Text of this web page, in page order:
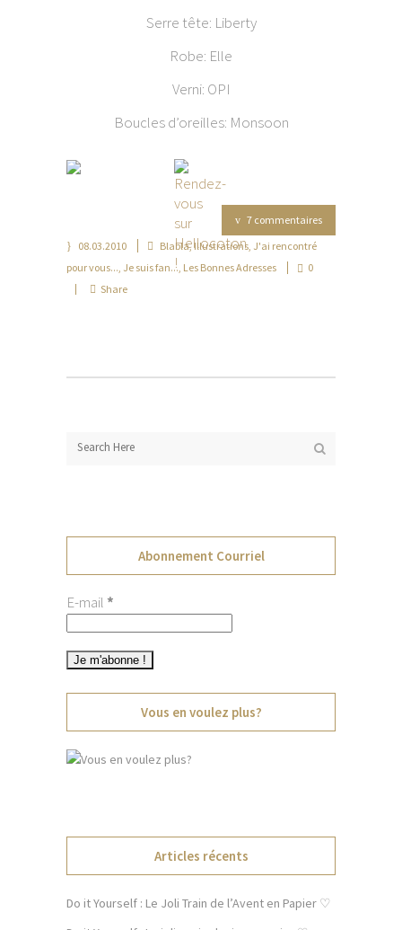
Serre tête: Liberty
Robe: Elle
Verni: OPI
Boucles d’oreilles: Monsoon
7 commentaires
08.03.2010
Blabla,Illustrations, J'ai rencontré
pour vous..., Je suis fan..., Les Bonnes Adresses
0
Share
Abonnement Courriel
E-mail*
Vous en voulez plus?
Articles récents
Do it Yourself : Le Joli Train de l’Avent en Papier ♡